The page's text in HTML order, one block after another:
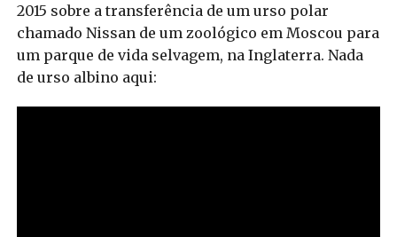
2015 sobre a transferência de um urso polar
chamado Nissan de um zoológico em Moscou para
um parque de vida selvagem, na Inglaterra. Nada
de urso albino aqui: